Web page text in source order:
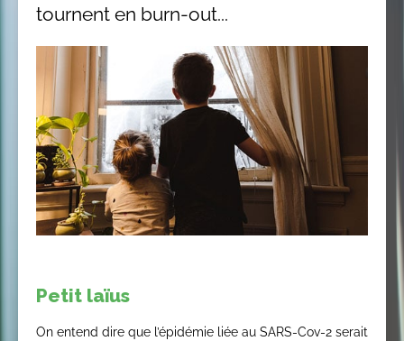
tournent en burn-out...
Petit laïus
On entend dire que l’épidémie liée au SARS-Cov-2 serait